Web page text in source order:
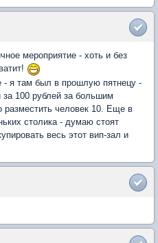
мероприятие - хоть и без
я там был в прошлую пятнецу -
100 рублей за большим
разместить человек 10. Еще в
столика - думаю стоят
весь этот вип-зал и